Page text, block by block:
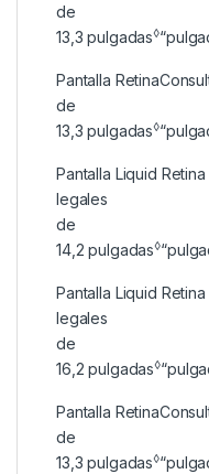
de
13,3 pulgadas◊
Pantalla Retina
de
13,3 pulgadas◊
Pantalla Liquid Retina
legales
de
14,2 pulgadas◊
Pantalla Liquid Retina
legales
de
16,2 pulgadas◊
Pantalla Retina
de
13,3 pulgadas◊